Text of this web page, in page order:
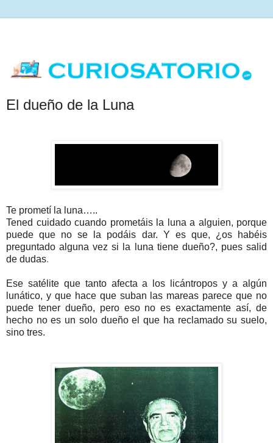
El dueño de la Luna
Te prometí la luna…..
Tened cuidado cuando prometáis la luna a alguien, porque
puede que no se la podáis dar. Y es que, ¿os habéis
preguntado alguna vez si la luna tiene dueño?, pues salid
de dudas.
Ese satélite que tanto afecta a los licántropos y a algún
lunático, y que hace que suban las mareas parece que no
puede tener dueño, pero eso no es exactamente así, de
hecho no es un solo dueño el que ha reclamado su suelo,
sino tres.